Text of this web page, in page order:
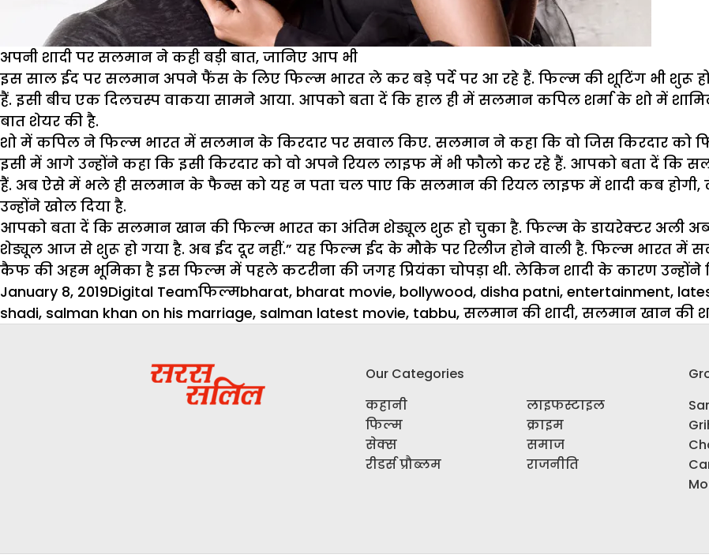
अपनी शादी पर सलमान ने कही बड़ी बात, जानिए आप भी
इस साल ईद पर सलमान अपने फैंस के लिए फिल्म भारत ले कर बड़े पर्दे पर आ रहे हैं. फिल्म की शूटिंग भी शुरू
हैं. इसी बीच एक दिलचस्प वाकया सामने आया. आपको बता दें कि हाल ही में सलमान कपिल शर्मा के शो में
बात शेयर की है.
शो में कपिल ने फिल्म भारत में सलमान के किरदार पर सवाल किए. सलमान ने कहा कि वो जिस किरदार को
इसी में आगे उन्होंने कहा कि इसी किरदार को वो अपने रियल लाइफ में भी फौलो कर रहे हैं. आपको बता दें कि
हैं. अब ऐसे में भले ही सलमान के फैन्स को यह न पता चल पाए कि सलमान की रियल लाइफ में शादी कब होगी,
उन्होंने खोल दिया है.
आपको बता दें कि सलमान खान की फिल्म भारत का अंतिम शेड्यूल शुरू हो चुका है. फिल्म के डायरेक्टर अली
शेड्यूल आज से शुरू हो गया है. अब ईद दूर नहीं.” यह फिल्म ईद के मौके पर रिलीज होने वाली है. फिल्म भारत में
कैफ की अहम भूमिका है इस फिल्म में पहले कटरीना की जगह प्रियंका चोपड़ा थी. लेकिन शादी के कारण उन्होंने
Posted
on
January 8, 2019Author
Digital TeamCategories
फिल्मTags
bharat, bharat movie, bollywood, disha patni, entertainment,
shadi, salman khan on his marriage, salman latest movie, tabbu, सलमान की शादी, सलमान खान की
Our Categories
कहानी
फिल्म
सेक्स
रीडर्स प्रौब्लम
लाइफस्टाइल
क्राइम
समाज
राजनीति